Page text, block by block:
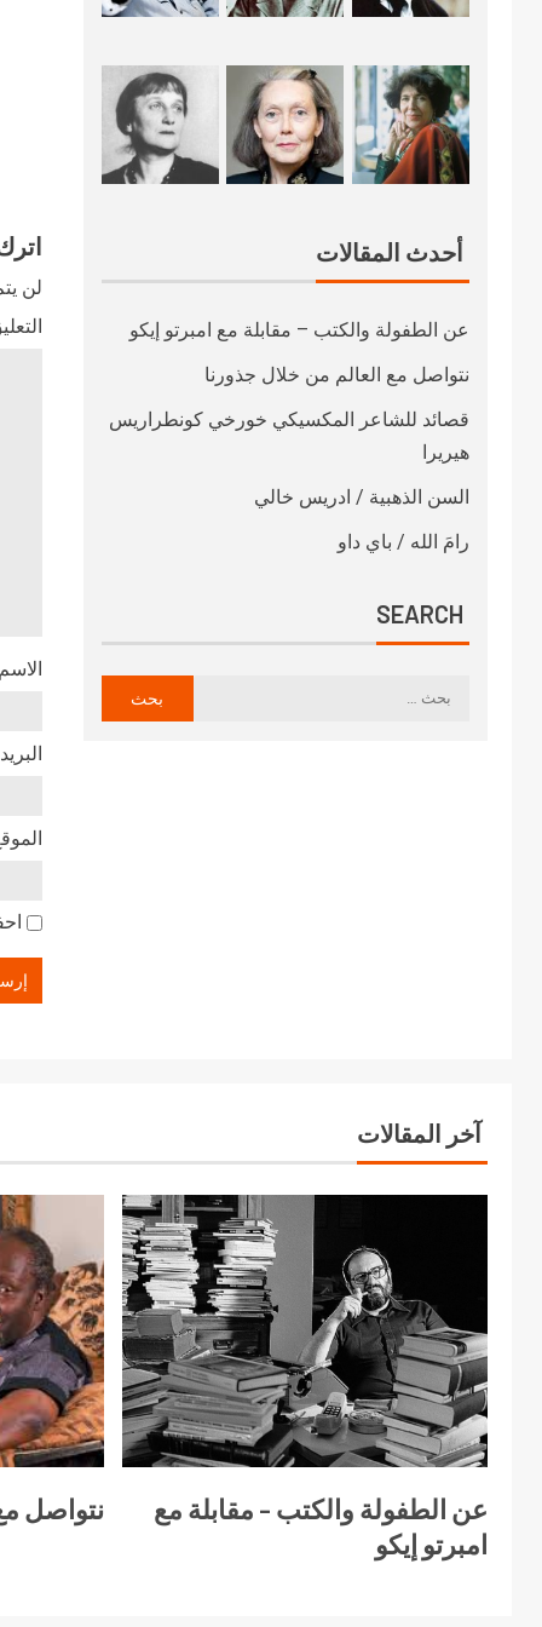
لن
الاسم
أحدث المقالات
عن الطفولة والكتب – مقابلة مع امبرتو إيكو
نتواصل مع العالم من خلال جذورنا
قصائد للشاعر المكسيكي خورخي كونطراريس
هيريرا
السن الذهبية / ادريس خالي
رامَ الله / باي داو
SEARCH
آخر المقالات
عن الطفولة والكتب – مقابلة مع
امبرتو إيكو
نتواصل